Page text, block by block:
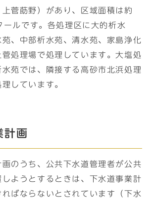
菅莇野）があり、区域面積は約
ルです。各処理区に大的析水
、中部析水苑、清水苑、家島浄化
菅処理場で処理しています。大塩処
苑では、隣接する高砂市北浜処理
しています。
計画
画のうち、公共下水道管理者が公共
しようとするときは、下水道事業計
ばならないとされています（下水